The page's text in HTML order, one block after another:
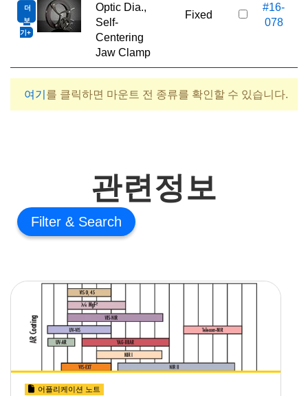
더
보
기
Optic Dia.,
Self-
Centering
Jaw Clamp
Fixed
#16-
078
여기 를 클릭하면 마운트 전 종류를 확인할 수 있습니다.
관련정보
Filter
어플리케이션 노트